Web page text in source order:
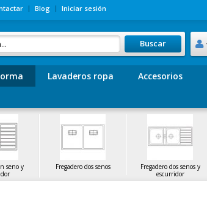
Blog Iniciar sesión
Buscar
Lavaderos ropa Accesorios
seno y
Fregadero dos senos
Fregadero dos senos y
escurridor